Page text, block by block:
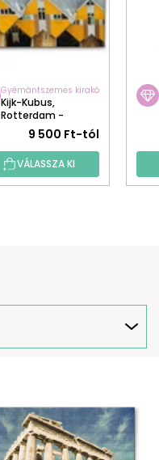
Gyémántszemes kirakó
Kijk-Kubus,
Rotterdam -
Hollandia9 500 Ft-tól
VÁLASSZA KI